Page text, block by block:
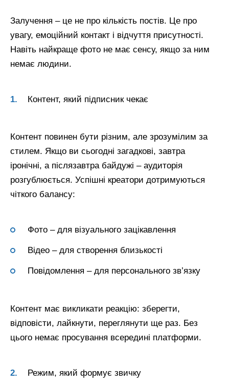
Залучення – це не про кількість постів. Це про
увагу, емоційний контакт і відчуття присутності.
Навіть найкраще фото не має сенсу, якщо за ним
немає людини.
Контент, який підписник чекає
Контент повинен бути різним, але зрозумілим за
стилем. Якщо ви сьогодні загадкові, завтра
іронічні, а післязавтра байдужі – аудиторія
розгублюється. Успішні креатори дотримуються
чіткого балансу:
Фото – для візуального зацікавлення
Відео – для створення близькості
Повідомлення – для персонального зв’язку
Контент має викликати реакцію: зберегти,
відповісти, лайкнути, переглянути ще раз. Без
цього немає просування всередині платформи.
Режим, який формує звичку